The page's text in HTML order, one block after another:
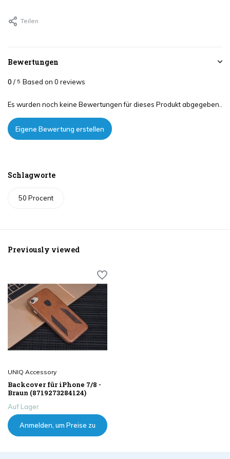
Teilen
Bewertungen
0 / 5 Based on 0 reviews
Es wurden noch keine Bewertungen für dieses Produkt abgegeben..
Eigene Bewertung erstellen
Schlagworte
50 Procent
Previously viewed
UNIQ Accessory
Backcover für iPhone 7/8 -
Braun (8719273284124)
Auf Lager
Anmelden, um Preise zu